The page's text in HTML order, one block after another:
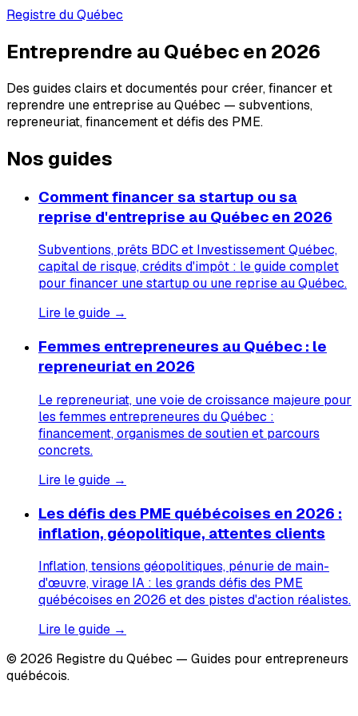
Registre du Québec
Entreprendre au Québec en 2026
Des guides clairs et documentés pour créer, financer et
reprendre une entreprise au Québec — subventions,
repreneuriat, financement et défis des PME.
Nos guides
Comment financer sa startup ou sa
reprise d'entreprise au Québec en 2026
Subventions, prêts BDC et Investissement Québec,
capital de risque, crédits d'impôt : le guide complet
pour financer une startup ou une reprise au Québec.
Lire le guide →
Femmes entrepreneures au Québec : le
repreneuriat en 2026
Le repreneuriat, une voie de croissance majeure pour
les femmes entrepreneures du Québec :
financement, organismes de soutien et parcours
concrets.
Lire le guide →
Les défis des PME québécoises en 2026 :
inflation, géopolitique, attentes clients
Inflation, tensions géopolitiques, pénurie de main-
d'œuvre, virage IA : les grands défis des PME
québécoises en 2026 et des pistes d'action réalistes.
Lire le guide →
© 2026 Registre du Québec — Guides pour entrepreneurs
québécois.